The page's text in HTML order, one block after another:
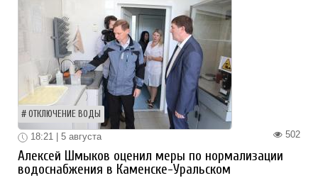
ОТКЛЮЧЕНИЕ ВОДЫ
502
18:21 | 5 августа
Алексей Шмыков оценил меры по нормализации
водоснабжения в Каменске-Уральском